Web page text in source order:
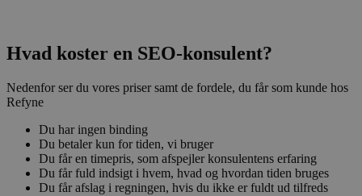
Hvad koster en SEO-konsulent?
Nedenfor ser du vores priser samt de fordele, du får som kunde hos
Refyne
Du har ingen binding
Du betaler kun for tiden, vi bruger
Du får en timepris, som afspejler konsulentens erfaring
Du får fuld indsigt i hvem, hvad og hvordan tiden bruges
Du får afslag i regningen, hvis du ikke er fuldt ud tilfreds